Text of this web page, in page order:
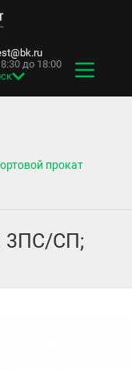
до 18:00
прокат
3ПС/СП;